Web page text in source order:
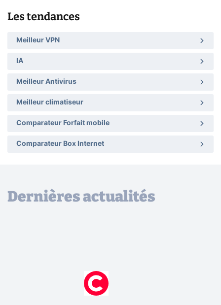
Les tendances
Meilleur VPN
IA
Meilleur Antivirus
Meilleur climatiseur
Comparateur Forfait mobile
Comparateur Box Internet
Dernières actualités